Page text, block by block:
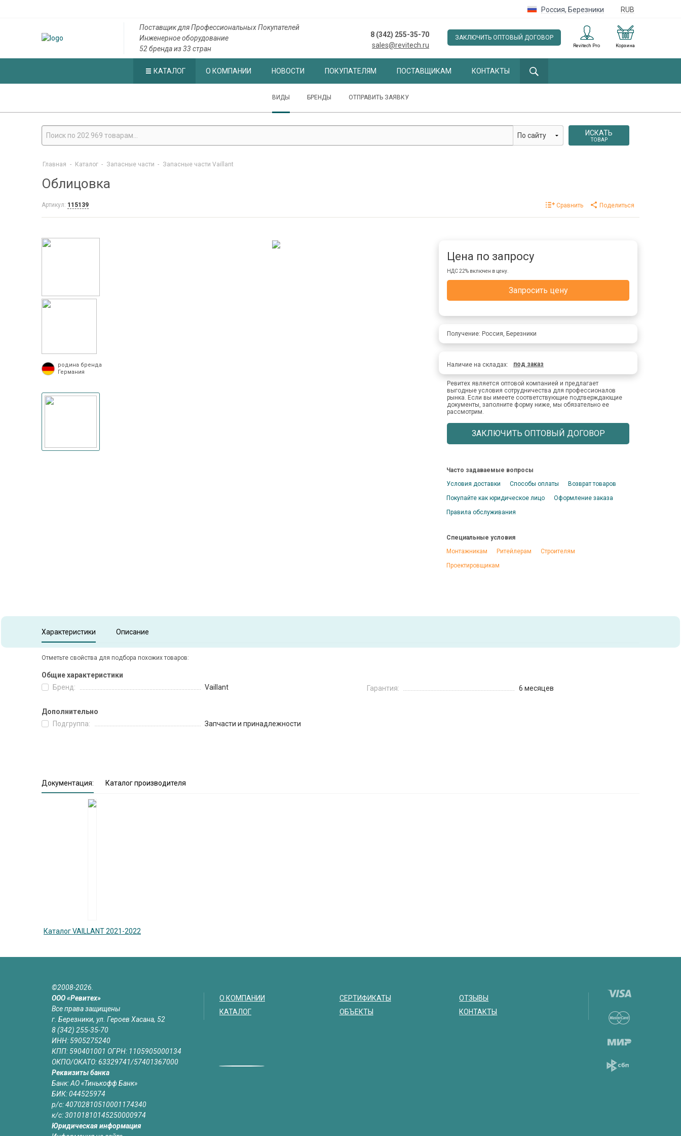
Россия, Березники RUB
Корзина
Revitech Pro
ЗАКЛЮЧИТЬ ОПТОВЫЙ ДОГОВОР
8 (342) 255-35-70
sales@revitech.ru
Поставщик для Профессиональных Покупателей
Инженерное оборудование
52 бренда из 33 стран
КАТАЛОГ О КОМПАНИИ НОВОСТИ ПОКУПАТЕЛЯМ ПОСТАВЩИКАМ КОНТАКТЫ
ВИДЫ БРЕНДЫ ОТПРАВИТЬ ЗАЯВКУ
ИСКАТЬ
ТОВАР
Главная - Каталог - Запасные части - Запасные части Vaillant
Облицовка
Артикул: 115139 Сравнить Поделиться
родина бренда
Германия
Цена по запросу
НДС 22% включен в цену.
Запросить цену
Получение: Россия, Березники
Наличие на складах: под заказ
Ревитех является оптовой компанией и предлагает
выгодные условия сотрудничества для профессионалов
рынка. Если вы имеете соответствующие подтверждающие
документы, заполните форму ниже, мы обязательно ее
рассмотрим.
ЗАКЛЮЧИТЬ ОПТОВЫЙ ДОГОВОР
Часто задаваемые вопросы
Условия доставки
Способы оплаты
Возврат товаров
Покупайте как юридическое лицо
Оформление заказа
Правила обслуживания
Специальные условия
Монтажникам
Ритейлерам
Строителям
Проектировщикам
Характеристики Описание
Отметьте свойства для подбора похожих товаров:
Общие характеристики
Бренд:
Vaillant Гарантия: 6 месяцев
Дополнительно
Подгруппа:
Запчасти и принадлежности
Документация: Каталог производителя
Каталог VAILLANT 2021-2022
©2008-2026.
ООО «Ревитех»
Все права защищены
г. Березники, ул. Героев Хасана, 52
8 (342) 255-35-70
ИНН: 5905275240
КПП: 590401001 ОГРН: 1105905000134
ОКПО/ОКАТО: 63329741/57401367000
Реквизиты банка
Банк: АО «Тинькофф Банк»
БИК: 044525974
р/с: 40702810510001174340
к/с: 30101810145250000974
Юридическая информация
О КОМПАНИИ
КАТАЛОГ
СЕРТИФИКАТЫ
ОБЪЕКТЫ
ОТЗЫВЫ
КОНТАКТЫ